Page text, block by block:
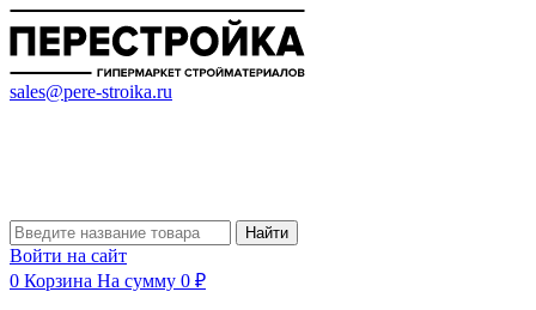
sales@pere-stroika.ru
Найти
Войти на сайт
0 Корзина На сумму 0 ₽